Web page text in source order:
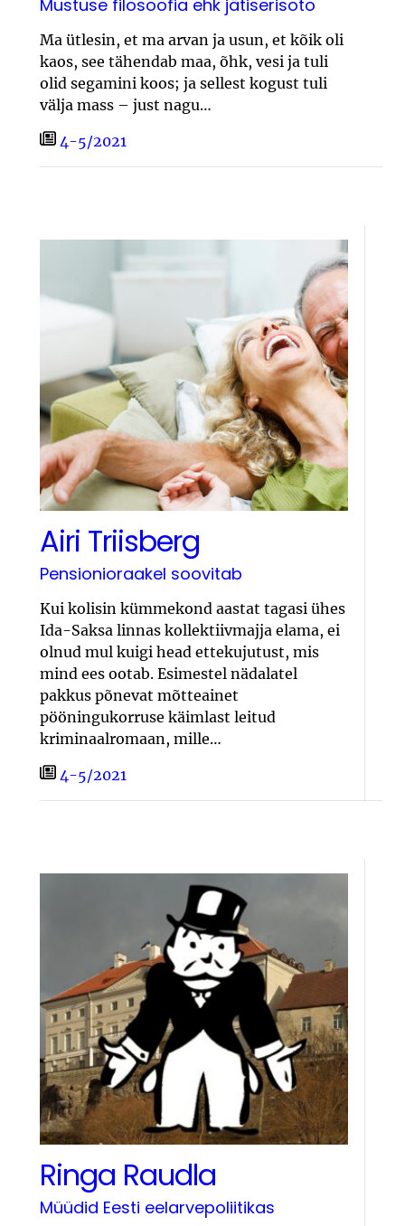
Mustuse filosoofia ehk jätiserisoto
Ma ütlesin, et ma arvan ja usun, et kõik oli
kaos, see tähendab maa, õhk, vesi ja tuli
olid segamini koos; ja sellest kogust tuli
välja mass – just nagu…
4-5/2021
Airi Triisberg
Pensionioraakel soovitab
Kui kolisin kümmekond aastat tagasi ühes
Ida-Saksa linnas kollektiivmajja elama, ei
olnud mul kuigi head ettekujutust, mis
mind ees ootab. Esimestel nädalatel
pakkus põnevat mõtteainet
pööningukorruse käimlast leitud
kriminaalromaan, mille…
4-5/2021
Ringa Raudla
Müüdid Eesti eelarvepoliitikas